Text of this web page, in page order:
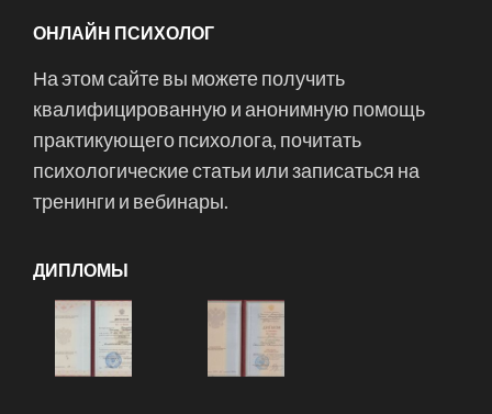
ОНЛАЙН ПСИХОЛОГ
На этом сайте вы можете получить
квалифицированную и анонимную помощь
практикующего психолога, почитать
психологические статьи или записаться на
тренинги и вебинары.
ДИПЛОМЫ